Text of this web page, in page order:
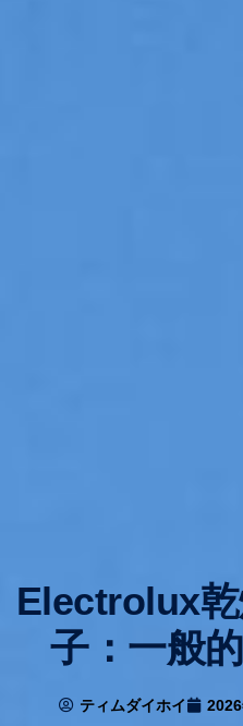
Electrolux
子：一般
ティムダイホイ